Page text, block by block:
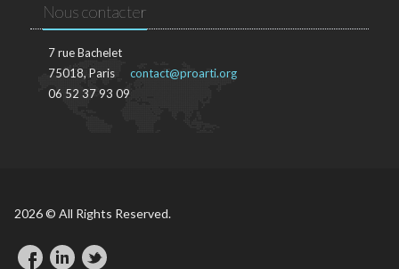
Nous contacter
7 rue Bachelet
75018, Paris
06 52 37 93 09
contact@proarti.org
2026 © All Rights Reserved.